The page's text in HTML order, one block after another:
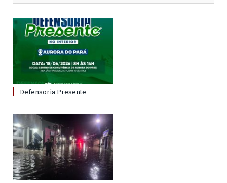
Defensoria Presente